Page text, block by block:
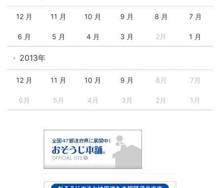
12 月 11 月 10 月 9 月 8 月 7 月
6 月 5 月 4 月 3 月 2月 1 月
2013年
12 月 11 月 10 月 9 月 8月 7月
6月 5月 4月 3月 2月 1月